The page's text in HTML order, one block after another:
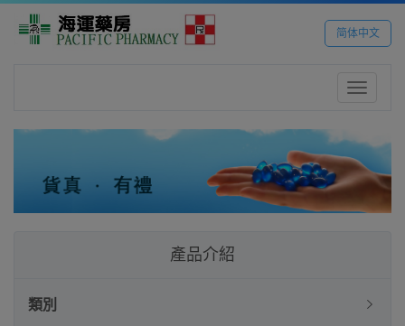
简体中文
Toggle
產品介紹
類別